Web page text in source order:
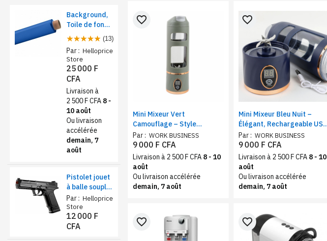
Background,
Toile de fond
papier pour
studio photo -
Rose foncé
(13)
Par : Helloprice
Store
25 000 F
CFA
Livraison à
2 500 F CFA 8 -
10 août
Ou livraison
accélérée
demain, 7
août
Pistolet jouet
à balle souple
sécurisé –
Éjection de
coquilles et
chargeur
Par : Helloprice
Store
12 000 F
CFA
Mini Mixeur Vert
Camouflage – Style
Aventure, Portable
Par : WORK BUSINESS
favorite_border
9 000 F CFA
Livraison à 2 500 F CFA 8 - 10
août
Ou livraison accélérée
demain, 7 août
Mini Mixeur Bleu Nuit –
Élégant, Rechargeable USB
pour Smoothies & Jus
Par : WORK BUSINESS
favorite_border
9 000 F CFA
Livraison à 2 500 F CFA 8 - 10
août
Ou livraison accélérée
demain, 7 août
favorite_border favorite_border